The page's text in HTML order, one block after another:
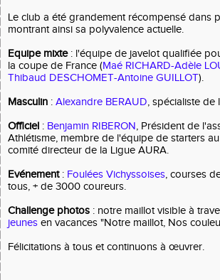
Le club a été grandement récompensé dans
montrant ainsi sa polyvalence actuelle.
Equipe mixte: l'équipe de javelot qualifiée
la coupe de France (Maé RICHARD-Adèle
Thibaud DESCHOMET-Antoine GUILLOT).
Masculin : Alexandre BERAUD, spécialiste de
Officiel : Benjamin RIBERON, Président de
Athlétisme, membre de l'équipe de starters
comité directeur de la Ligue AURA.
Evénement: Foulées Vichyssoises, courses
tous, + de 3000 coureurs.
Challenge photos : notre maillot visible à
jeunes en vacances "Notre maillot, Nos
Félicitations à tous et continuons à œuvrer.